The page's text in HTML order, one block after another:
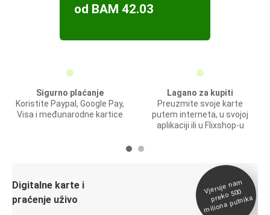
od BAM 42.03
Sigurno plaćanje
Koristite Paypal, Google Pay,
Visa i međunarodne kartice
Lagano za kupiti
Preuzmite svoje karte
putem interneta, u svojoj
aplikaciji ili u Flixshop-u
Digitalne karte i
praćenje uživo
Vjeruje na
m
preko 500
miliona putnika